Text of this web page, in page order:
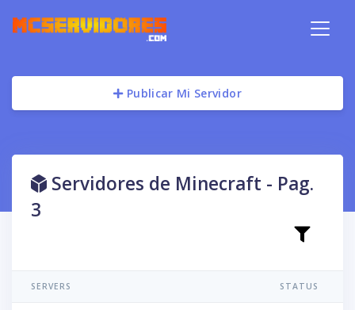
Publicar Mi Servidor
Servidores de Minecraft - Pag.
3
SERVERS STATUS